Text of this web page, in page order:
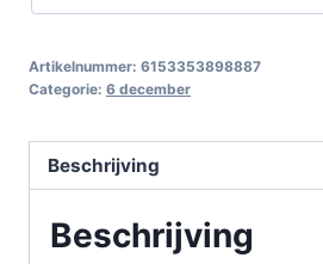
Artikelnummer: 6153353898887
Categorie: 6 december
Beschrijving
Beschrijving